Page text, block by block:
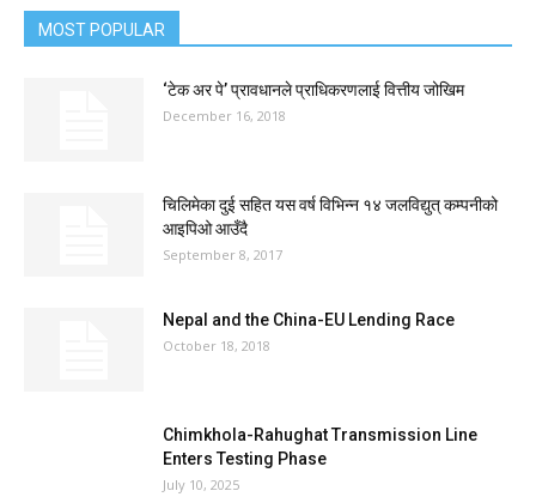
MOST POPULAR
‘टेक अर पे’ प्रावधानले प्राधिकरणलाई वित्तीय जोखिम
December 16, 2018
चिलिमेका दुई सहित यस वर्ष विभिन्न १४ जलविद्युत् कम्पनीको
आइपिओ आउँदै
September 8, 2017
Nepal and the China-EU Lending Race
October 18, 2018
Chimkhola-Rahughat Transmission Line
Enters Testing Phase
July 10, 2025